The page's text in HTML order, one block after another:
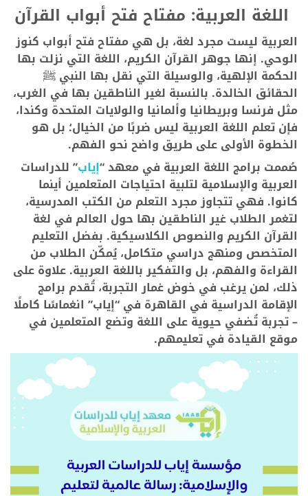
اللغة العربية: مفتاح فتح أبواب القرآن
العربية ليست مجرد لغة، بل هي مفتاح فتح أبواب كنوز
الوحي. إنها جوهر القرآن الكريم، اللغة التي نزلت بها
الحكمة الإلهية، والوسيلة التي نقل بها النبي ﷺ
الحقائق الخالدة. بالنسبة لغير الناطقين بها في الغرب،
مثل فرنسا وبريطانيا وألمانيا والولايات المتحدة وكندا،
فإن تعلم اللغة العربية ليس ضربًا من الخيال؛ بل هو
الخطوة الأولى على طريق واضح نحو الفهم.
صُممت برامج اللغة العربية في معهد “إياب” للدراسات
العربية والإسلامية لتلبية احتياجات المتعلمين أينما
كانوا. فهي تتجاوز مجرد التعلم من الكتب المدرسية،
لتغمر الطلاب غير الناطقين بها حول العالم في لغة
القرآن الكريم والنصوص الكلاسيكية. بفضل التعليم
المتخصص ومنهج دراسي متكامل، يُمكّن الطلاب من
القراءة والفهم، بل والتفكير باللغة العربية. علاوة على
ذلك، لمن يرغب في خوض غمار التجربة، تُقدم برامج
الإقامة الدراسية في القاهرة في “إياب” انغماسًا كاملًا
– تجربة تُضفي حيوية على اللغة وتضع المتعلمين في
موقع القيادة في تعليمهم.